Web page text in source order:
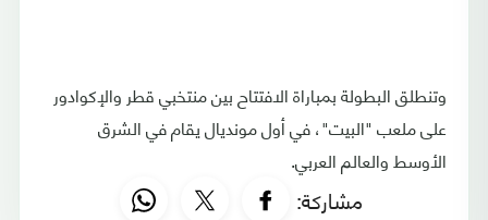
وتنطلق البطولة بمباراة الافتتاح بين منتخبي قطر والإكوادور
على ملعب "البيت"، في أول مونديال يقام في الشرق
الأوسط والعالم العربي.
مشاركة: